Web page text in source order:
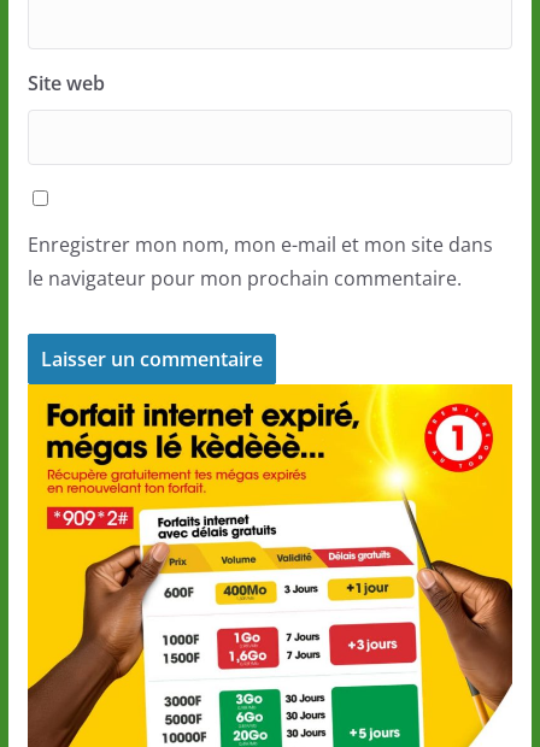
Site web
Enregistrer mon nom, mon e-mail et mon site dans
le navigateur pour mon prochain commentaire.